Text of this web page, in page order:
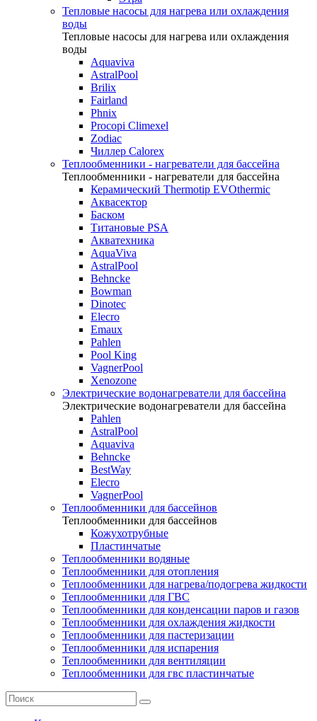
Тепловые насосы для нагрева или охлаждения
воды
Тепловые насосы для нагрева или охлаждения
воды
Aquaviva
AstralPool
Brilix
Fairland
Phnix
Procopi Climexel
Zodiac
Чиллер Calorex
Теплообменники - нагреватели для бассейна
Теплообменники - нагреватели для бассейна
Керамический Thermotip EVOthermic
Аквасектор
Баском
Титановые PSA
Акватехника
AquaViva
AstralPool
Behncke
Bowman
Dinotec
Elecro
Emaux
Pahlen
Pool King
VagnerPool
Xenozone
Электрические водонагреватели для бассейна
Электрические водонагреватели для бассейна
Pahlen
AstralPool
Aquaviva
Behncke
BestWay
Elecro
VagnerPool
Теплообменники для бассейнов
Теплообменники для бассейнов
Кожухотрубные
Пластинчатые
Теплообменники водяные
Теплообменники для отопления
Теплообменники для нагрева/подогрева жидкости
Теплообменники для ГВС
Теплообменники для конденсации паров и газов
Теплообменники для охлаждения жидкости
Теплообменники для пастеризации
Теплообменники для испарения
Теплообменники для вентиляции
Теплообменники для гвс пластинчатые